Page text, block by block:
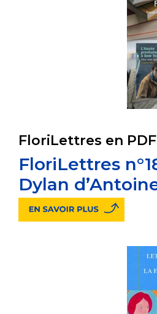
FloriLettres en PDF
FloriLettres
Dylan